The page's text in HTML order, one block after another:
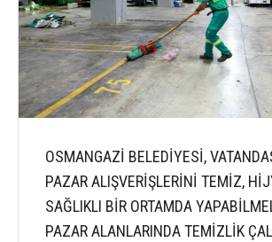
OSMANGAZİ BELEDİYESİ,
PAZAR ALIŞVERİŞLERİNİ TEMİZ,
SAĞLIKLI BİR ORTAMDA
PAZAR ALANLARINDA TEMİZLİK